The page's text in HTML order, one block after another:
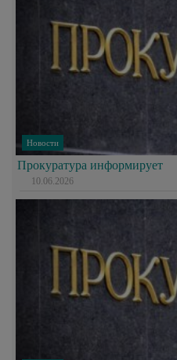
Новости
Прокуратура информирует
10.06.2026